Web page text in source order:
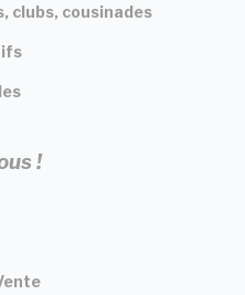
clubs, cousinades
!